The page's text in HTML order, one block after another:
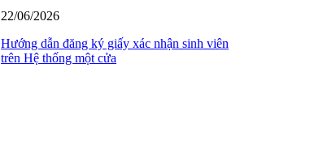
22/06/2026
Hướng dẫn đăng ký giấy xác nhận sinh viên
trên Hệ thống một cửa